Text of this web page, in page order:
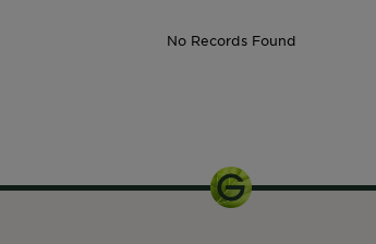
No Records Found